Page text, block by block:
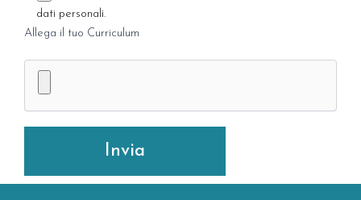
dati personali.
Allega il tuo Curriculum